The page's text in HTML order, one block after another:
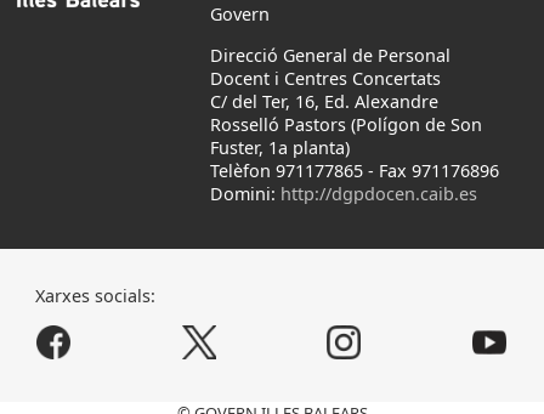
Govern
Direcció General de Personal
Docent i Centres Concertats
C/ del Ter, 16, Ed. Alexandre
Rosselló Pastors (Polígon de Son
Fuster, 1a planta)
Telèfon 971177865 - Fax 971176896
Domini: http://dgpdocen.caib.es
Xarxes socials: